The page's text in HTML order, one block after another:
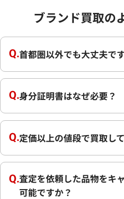
ブランド買取の
首都圏以外でも大丈夫で
身分証明書はなぜ必要？
定価以上の値段で買取し
査定を依頼した品物をキ
可能ですか？